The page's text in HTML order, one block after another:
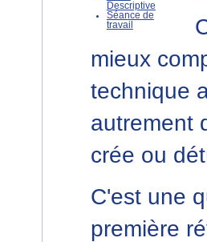
Descriptive
Séance de
travail
mieux
technique
autrement
crée ou
C'est une
première